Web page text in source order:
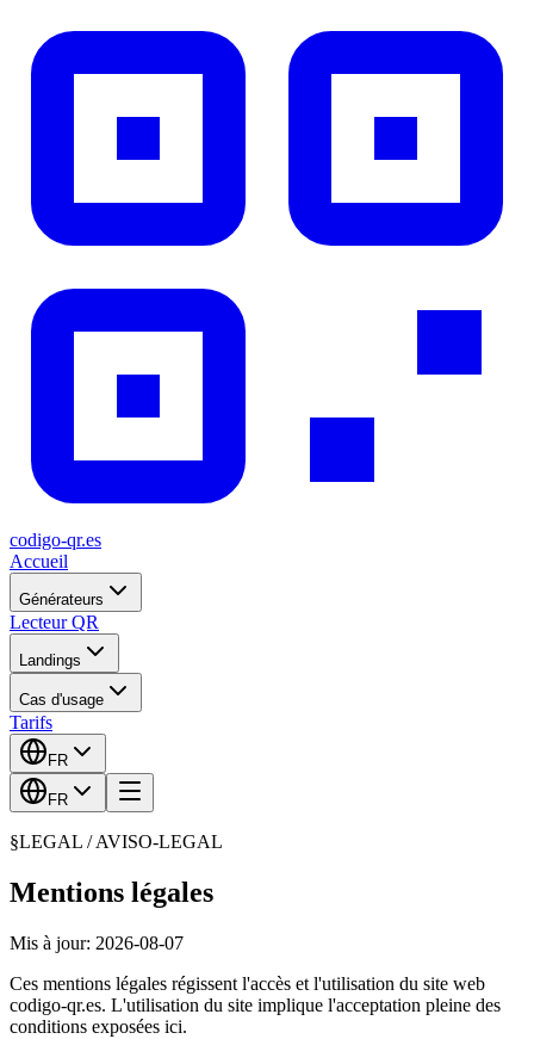
codigo-qr.es
Accueil
Générateurs
Lecteur QR
Landings
Cas d'usage
Tarifs
FR
FR
§LEGAL /AVISO-LEGAL
Mentions légales
Mis à jour: 2026-08-07
Ces mentions légales régissent l'accès et l'utilisation du site web
codigo-qr.es. L'utilisation du site implique l'acceptation pleine des
conditions exposées ici.